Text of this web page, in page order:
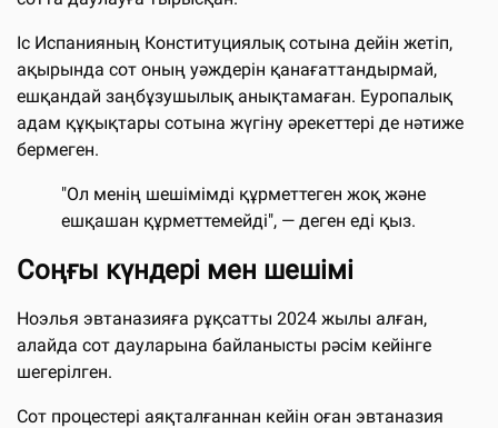
Іс Испанияның Конституциялық сотына дейін жетіп,
ақырында сот оның уәждерін қанағаттандырмай,
ешқандай заңбұзушылық анықтамаған. Еуропалық
адам құқықтары сотына жүгіну әрекеттері де нәтиже
бермеген.
"Ол менің шешімімді құрметтеген жоқ және
ешқашан құрметтемейді", — деген еді қыз.
Соңғы күндері мен шешімі
Ноэлья эвтаназияға рұқсатты 2024 жылы алған,
алайда сот дауларына байланысты рәсім кейінге
шегерілген.
Сот процестері аяқталғаннан кейін оған эвтаназия